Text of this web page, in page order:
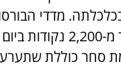
מדדי
הגיבו בירידות חדות: מדד דאו
ממלחמת סחר כוללת